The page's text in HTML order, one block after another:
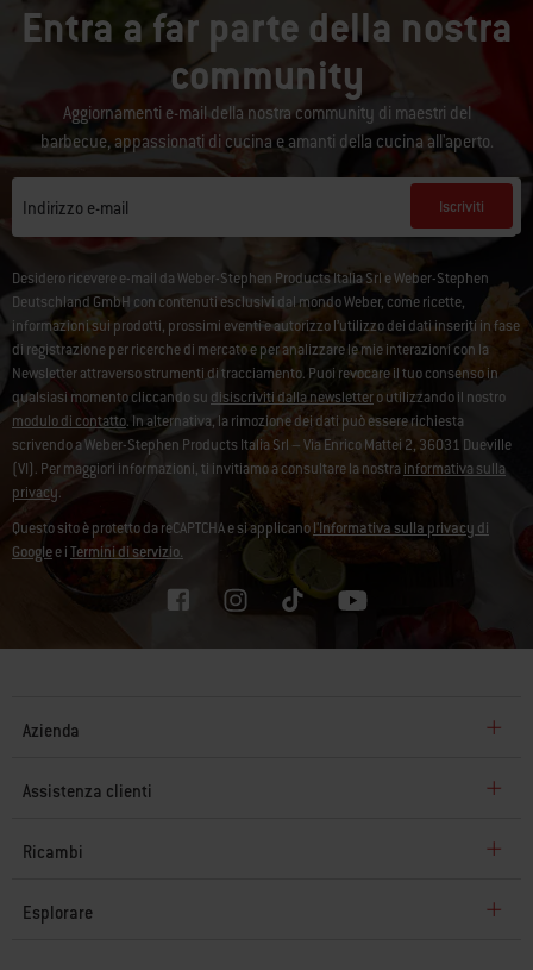
Entra a far parte della nostra
community
Aggiornamenti e-mail della nostra community di maestri del
barbecue, appassionati di cucina e amanti della cucina all'aperto.
Indirizzo e-mail Iscriviti
Desidero ricevere e-mail da Weber-Stephen Products Italia Srl e Weber-Stephen
Deutschland GmbH con contenuti esclusivi dal mondo Weber, come ricette,
informazioni sui prodotti, prossimi eventi e autorizzo l’utilizzo dei dati inseriti in fase
di registrazione per ricerche di mercato e per analizzare le mie interazioni con la
Newsletter attraverso strumenti di tracciamento. Puoi revocare il tuo consenso in
qualsiasi momento cliccando su disiscriviti dalla newslettero utilizzando il nostro
modulo di contatto. In alternativa, la rimozione dei dati può essere richiesta
scrivendo a Weber-Stephen Products Italia Srl – Via Enrico Mattei 2, 36031 Dueville
(VI). Per maggiori informazioni, ti invitiamo a consultare la nostra informativa sulla
privacy.
Questo sito è protetto da reCAPTCHA e si applicanol'Informativa sulla privacy di
Googlee iTermini di servizio.
Azienda
Assistenza clienti
Ricambi
Esplorare